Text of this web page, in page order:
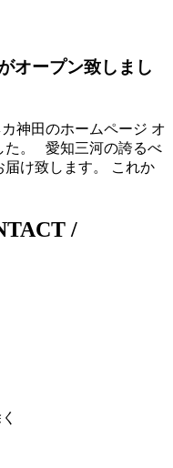
オープン致しまし
神田のホームページ オ
た。 愛知三河の誇るべ
届け致します。 これか
/